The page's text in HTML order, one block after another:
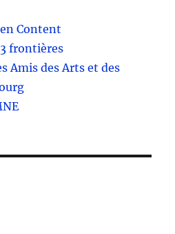
Content
3 frontières
Amis des Arts et des